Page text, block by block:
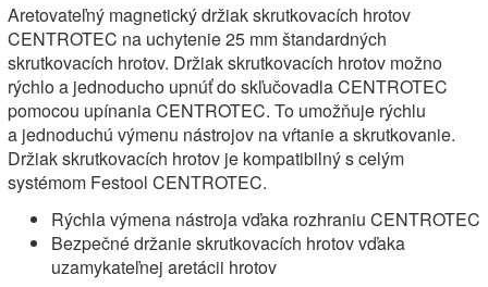
Aretovateľný magnetický držiak skrutkovacích hrotov
CENTROTEC na uchytenie 25 mm štandardných
skrutkovacích hrotov. Držiak skrutkovacích hrotov možno
rýchlo a jednoducho upnúť do skľučovadla CENTROTEC
pomocou upínania CENTROTEC. To umožňuje rýchlu
a jednoduchú výmenu nástrojov na vŕtanie a skrutkovanie.
Držiak skrutkovacích hrotov je kompatibilný s celým
systémom Festool CENTROTEC.
Rýchla výmena nástroja vďaka rozhraniu CENTROTEC
Bezpečné držanie skrutkovacích hrotov vďaka
uzamykateľnej aretácii hrotov